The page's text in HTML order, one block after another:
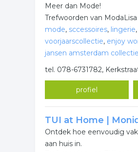
Meer dan Mode!
Trefwoorden van ModaLisa
mode, sccessoires, lingerie,
voorjaarscollectie, enjoy
jansen amsterdam collectie
tel. 078-6731782,
profiel
TUI at Home |
Ontdek hoe eenvoudig
aan huis in.